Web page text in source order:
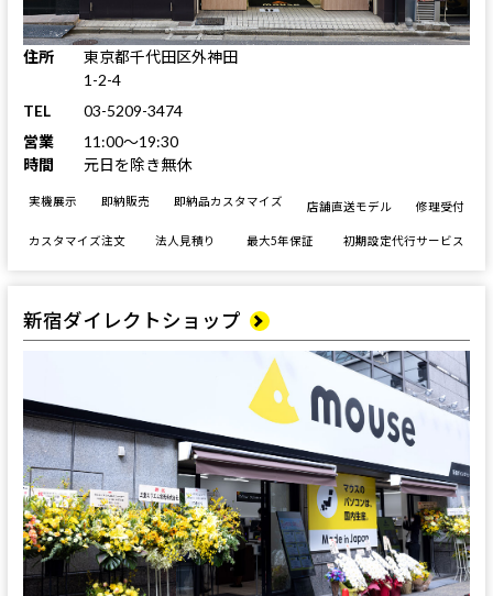
住所
東京都千代田区外神田
1-2-4
TEL
03-5209-3474
営業
時間
11:00～19:30
元日を除き無休
実機展示 即納販売 即納品カスタマイズ 店舗直送モデル 修理受付
カスタマイズ注文 法人見積り 最大5年保証 初期設定代行サービス
新宿ダイレクトショップ